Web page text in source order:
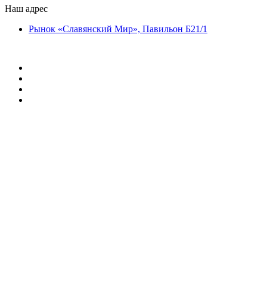
Наш адрес
Рынок «Славянский Мир», Павильон Б21/1